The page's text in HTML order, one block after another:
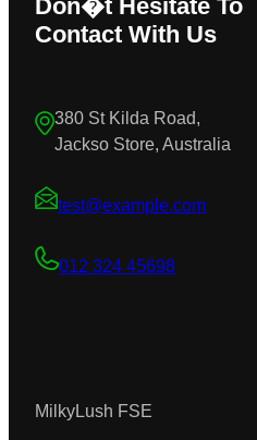
Don�t Hesitate To
Contact With Us
380 St Kilda Road,
Jackso Store, Australia
test@example.com
012 324 45698
MilkyLush FSE